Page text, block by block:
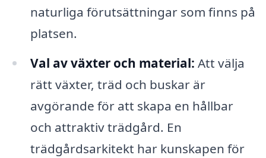
naturliga förutsättningar som finns på
platsen.
Val av växter och material: Att välja
rätt växter, träd och buskar är
avgörande för att skapa en hållbar
och attraktiv trädgård. En
trädgårdsarkitekt har kunskapen för